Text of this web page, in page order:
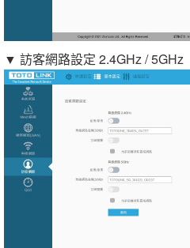
▼ 訪客網路設定 2.4GHz / 5GHz